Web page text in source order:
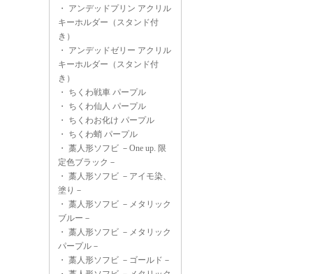
・ アンデッドプリン アクリル
キーホルダー（スタンド付
き）
・ アンデッドゼリー アクリル
キーホルダー（スタンド付
き）
・ ちくわ戦車 パープル
・ ちくわ仙人 パープル
・ ちくわお化け パープル
・ ちくわ蛸 パープル
・ 藁人形ソフビ －One up. 限
定色ブラック－
・ 藁人形ソフビ －アイモ染、
塗り－
・ 藁人形ソフビ －メタリック
ブルー－
・ 藁人形ソフビ －メタリック
パープル－
・ 藁人形ソフビ －ゴールド－